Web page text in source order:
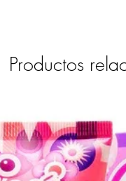
Productos